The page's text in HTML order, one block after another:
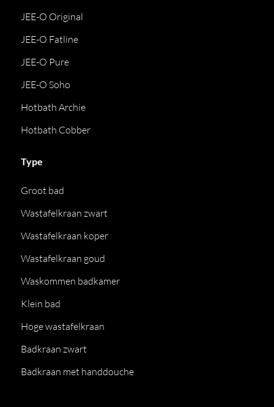
JEE-O Original
JEE-O Fatline
JEE-O Pure
JEE-O Soho
Hotbath Archie
Hotbath Cobber
Type
Groot bad
Wastafelkraan zwart
Wastafelkraan koper
Wastafelkraan goud
Waskommen badkamer
Klein bad
Hoge wastafelkraan
Badkraan zwart
Badkraan met handdouche